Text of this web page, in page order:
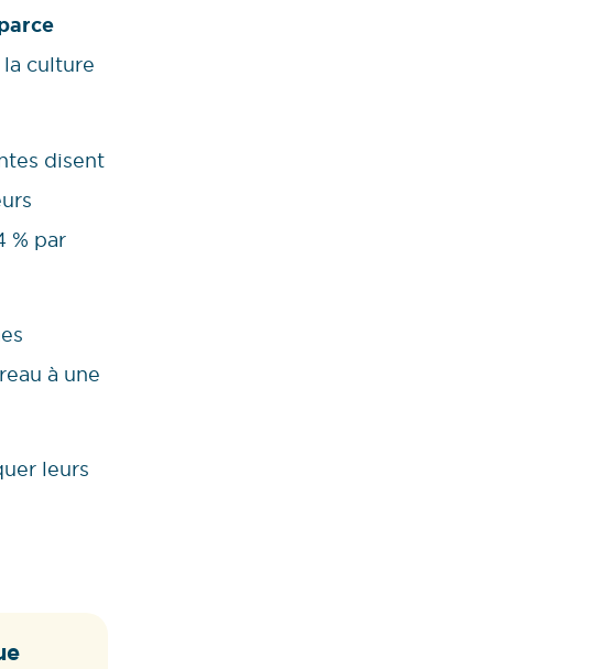
la culture
disent
% par
à une
leurs